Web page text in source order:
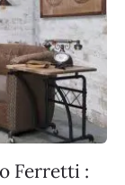
Ferretti :